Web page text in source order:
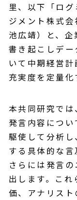
里、以下「ロ
ジメント株式
池広靖）と、
書き起こしデ
いて中期経営
充実度を定量化
本共同研究で
発言内容につ
駆使して分析
する具体的な言
さらには発言
出します。こ
価、アナリス